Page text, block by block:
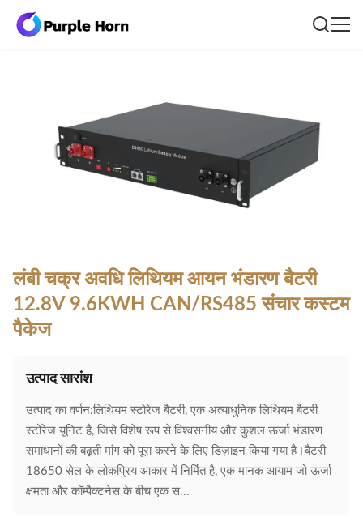
लंबी चक्र अवधि लिथियम आयन भंडारण बैटरी
12.8V 9.6KWH CAN/RS485 संचार कस्टम
पैकेज
उत्पाद सारांश
उत्पाद का वर्णन:लिथियम स्टोरेज बैटरी, एक अत्याधुनिक लिथियम बैटरी
स्टोरेज यूनिट है, जिसे विशेष रूप से विश्वसनीय और कुशल ऊर्जा भंडारण
समाधानों की बढ़ती मांग को पूरा करने के लिए डिज़ाइन किया गया है।बैटरी
18650 सेल के लोकप्रिय आकार में निर्मित है, एक मानक आयाम जो ऊर्जा
क्षमता और कॉम्पैक्टनेस के बीच एक स...